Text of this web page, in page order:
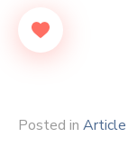
Posted in Article